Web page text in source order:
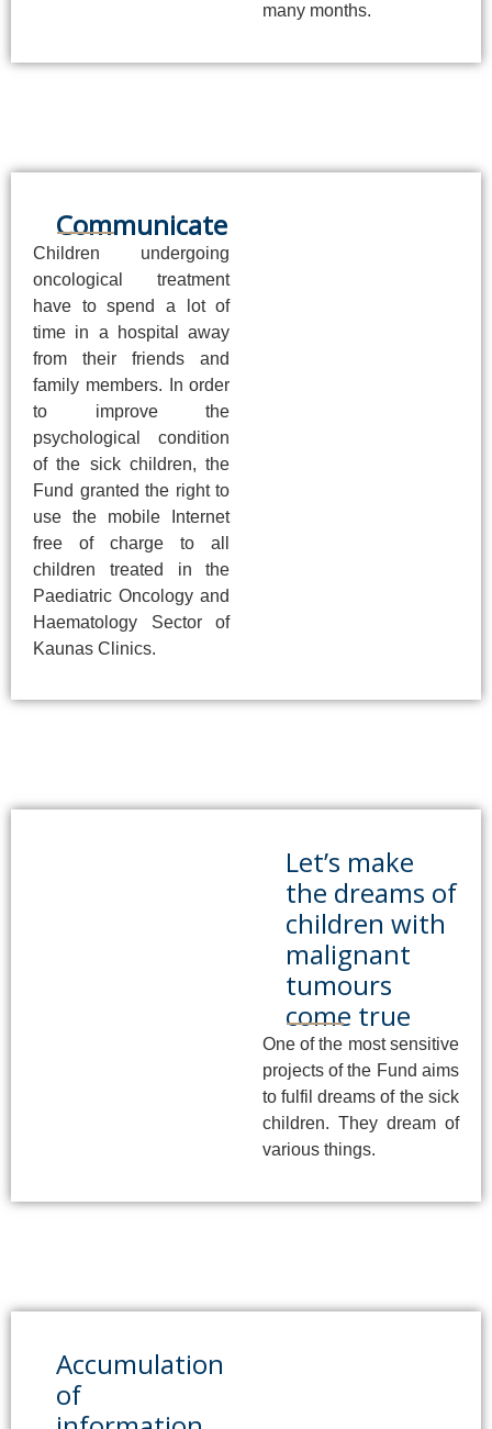
many months.
Communicate
Children undergoing
oncological treatment
have to spend a lot of
time in a hospital away
from their friends and
family members. In order
to improve the
psychological condition
of the sick children, the
Fund granted the right to
use the mobile Internet
free of charge to all
children treated in the
Paediatric Oncology and
Haematology Sector of
Kaunas Clinics.
Let’s make
the dreams of
children with
malignant
tumours
come true
One of the most sensitive
projects of the Fund aims
to fulfil dreams of the sick
children. They dream of
various things.
Accumulation
of